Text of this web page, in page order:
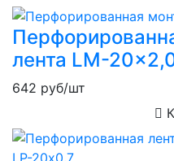
лента LM-
642 руб/шт